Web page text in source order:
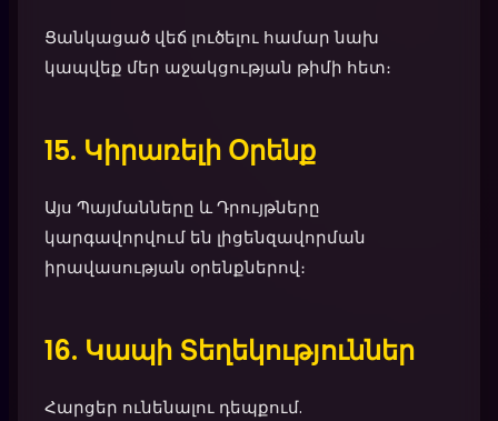
Ցանկացած վեճ լուծելու համար նախ
կապվեք մեր աջակցության թիմի հետ։
15. Կիրառելի Օրենք
Այս Պայմանները և Դրույթները
կարգավորվում են լիցենզավորման
իրավասության օրենքներով։
16. Կապի Տեղեկություններ
Հարցեր ունենալու դեպքում.